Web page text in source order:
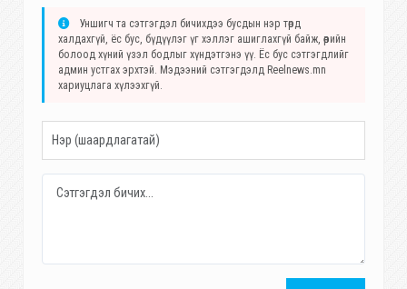
Уншигч та сэтгэгдэл бичихдээ бусдын нэр төрд
халдахгүй, ёс бус, бүдүүлэг үг хэллэг ашиглахгүй байж, өөрийн
болоод хүний үзэл бодлыг хүндэтгэнэ үү. Ёс бус сэтгэгдлийг
админ устгах эрхтэй. Мэдээний сэтгэгдэлд Reelnews.mn
хариуцлага хүлээхгүй.